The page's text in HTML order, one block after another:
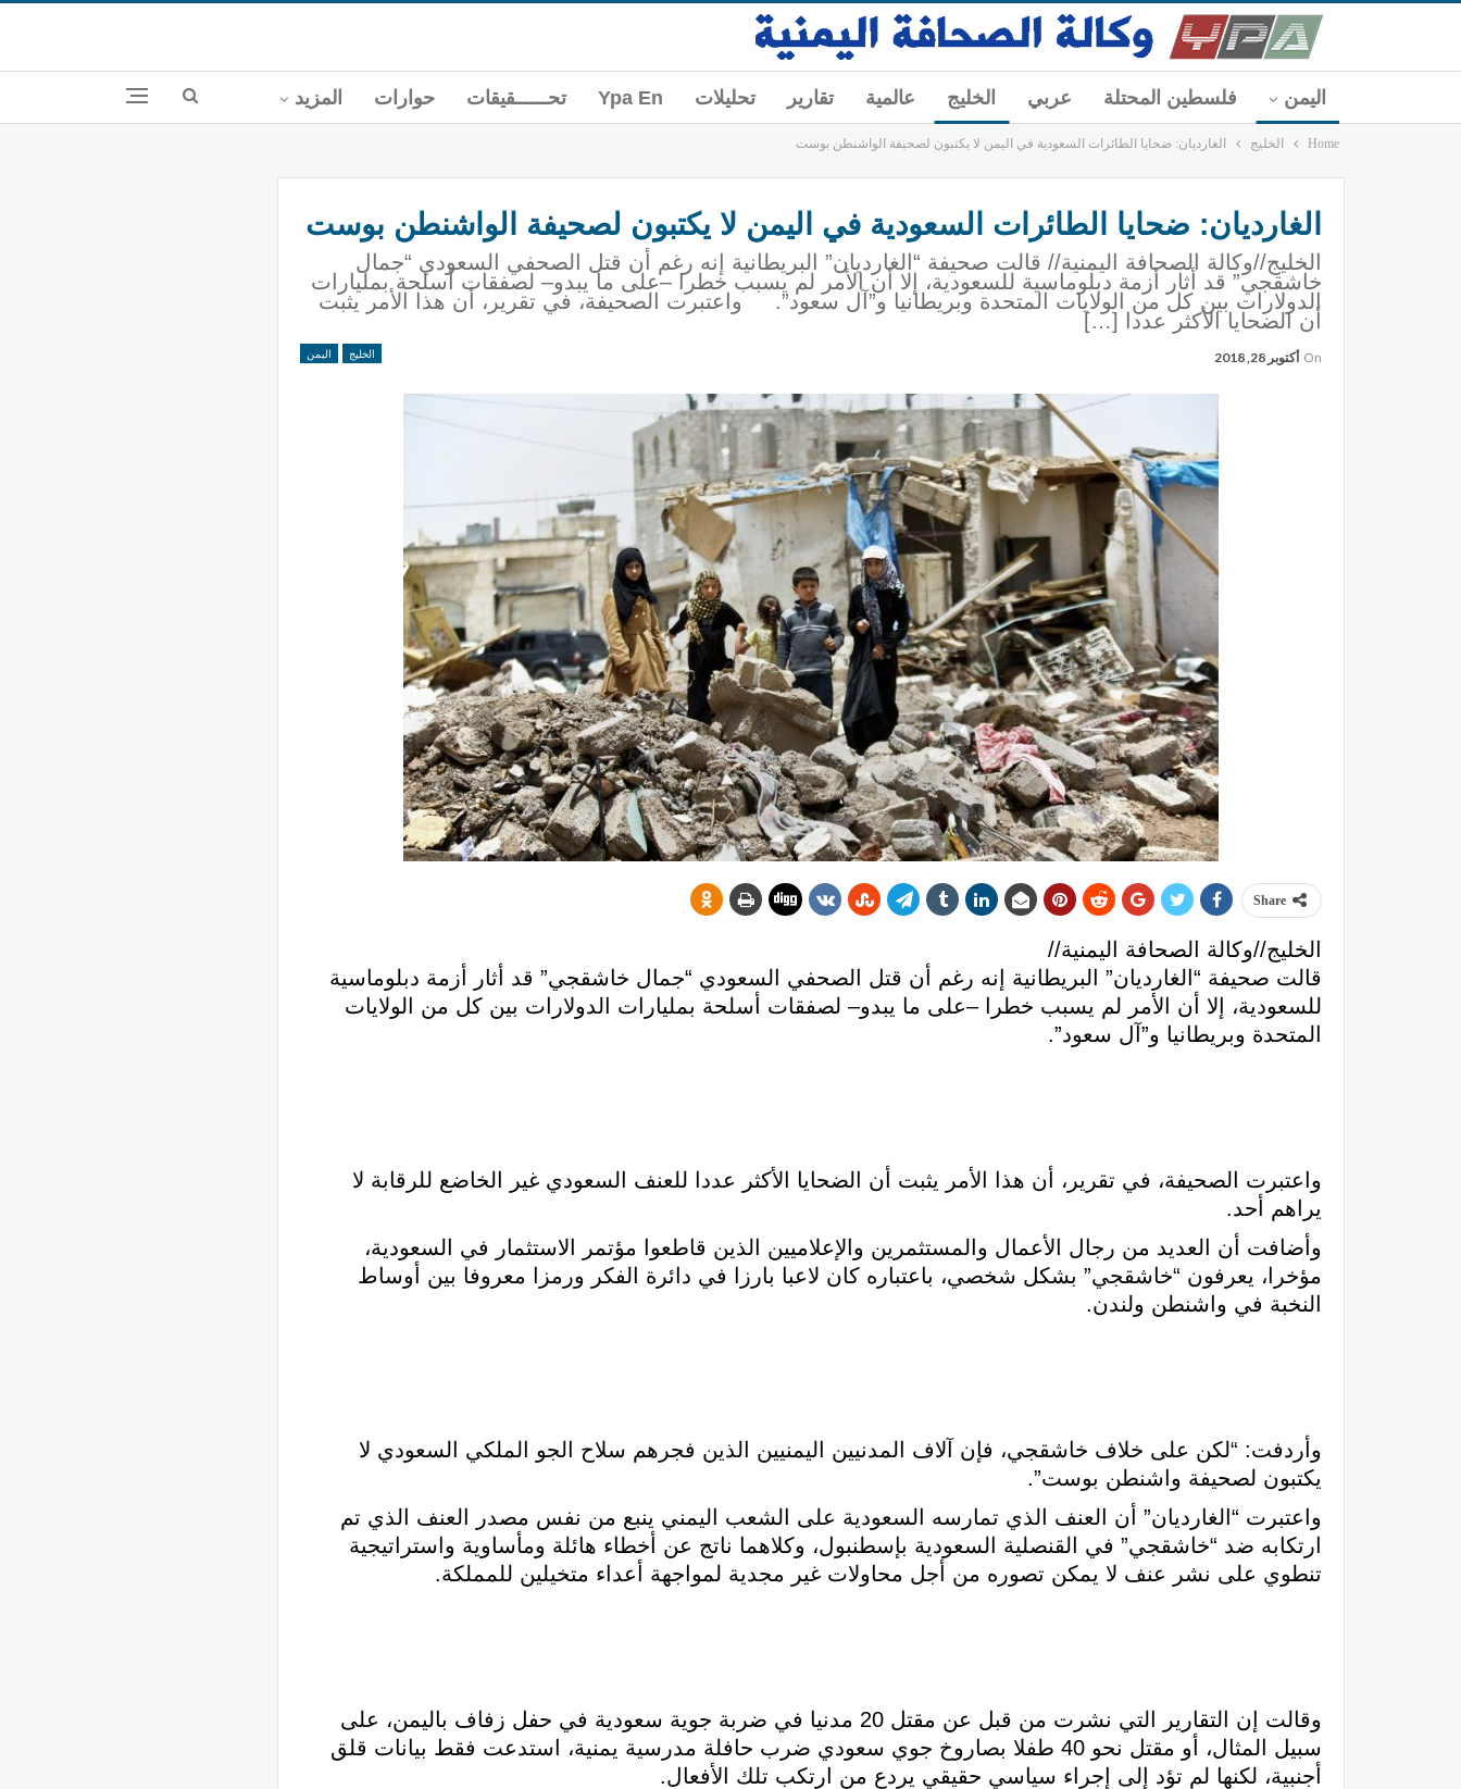
اليمن فلسطين المحتلة عربي الخليج عالمية تقارير تحليلات Ypa En تحــــــقيقات حوارات المزيد
Home الخليج الغارديان: ضحايا الطائرات السعودية في اليمن لا يكتبون لصحيفة الواشنطن بوست
الغارديان: ضحايا الطائرات السعودية في اليمن لا يكتبون لصحيفة الواشنطن بوست
الخليج//وكالة الصحافة اليمنية// قالت صحيفة “الغارديان” البريطانية إنه رغم أن قتل الصحفي السعودي “جمال
خاشقجي” قد أثار أزمة دبلوماسية للسعودية، إلا أن الأمر لم يسبب خطرا –على ما يبدو– لصفقات أسلحة بمليارات
الدولارات بين كل من الولايات المتحدة وبريطانيا و”آل سعود”. واعتبرت الصحيفة، في تقرير، أن هذا الأمر يثبت
أن الضحايا الأكثر عددا […]
الخليج اليمن On أكتوبر 28, 2018
Share
الخليج//وكالة الصحافة اليمنية//
قالت صحيفة “الغارديان” البريطانية إنه رغم أن قتل الصحفي السعودي “جمال خاشقجي” قد أثار أزمة دبلوماسية
للسعودية، إلا أن الأمر لم يسبب خطرا –على ما يبدو– لصفقات أسلحة بمليارات الدولارات بين كل من الولايات
المتحدة وبريطانيا و”آل سعود”.
واعتبرت الصحيفة، في تقرير، أن هذا الأمر يثبت أن الضحايا الأكثر عددا للعنف السعودي غير الخاضع للرقابة لا
يراهم أحد.
وأضافت أن العديد من رجال الأعمال والمستثمرين والإعلاميين الذين قاطعوا مؤتمر الاستثمار في السعودية،
مؤخرا، يعرفون “خاشقجي” بشكل شخصي، باعتباره كان لاعبا بارزا في دائرة الفكر ورمزا معروفا بين أوساط
النخبة في واشنطن ولندن.
وأردفت: “لكن على خلاف خاشقجي، فإن آلاف المدنيين اليمنيين الذين فجرهم سلاح الجو الملكي السعودي لا
يكتبون لصحيفة واشنطن بوست”.
واعتبرت “الغارديان” أن العنف الذي تمارسه السعودية على الشعب اليمني ينبع من نفس مصدر العنف الذي تم
ارتكابه ضد “خاشقجي” في القنصلية السعودية بإسطنبول، وكلاهما ناتج عن أخطاء هائلة ومأساوية واستراتيجية
تنطوي على نشر عنف لا يمكن تصوره من أجل محاولات غير مجدية لمواجهة أعداء متخيلين للمملكة.
وقالت إن التقارير التي نشرت من قبل عن مقتل 20 مدنيا في ضربة جوية سعودية في حفل زفاف باليمن، على
سبيل المثال، أو مقتل نحو 40 طفلا بصاروخ جوي سعودي ضرب حافلة مدرسية يمنية، استدعت فقط بيانات قلق
أجنبية، لكنها لم تؤد إلى إجراء سياسي حقيقي يردع من ارتكب تلك الأفعال.